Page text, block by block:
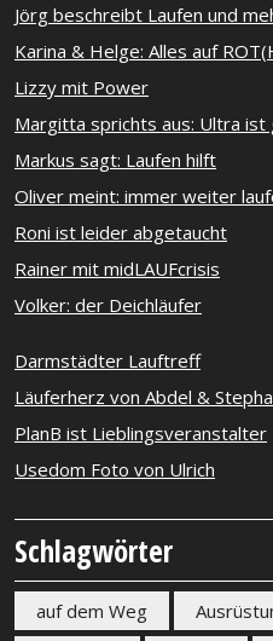
Jörg beschreibt Laufen und
Karina & Helge: Alles auf
Lizzy mit Power
Margitta sprichts aus: Ultra ist
Markus sagt: Laufen hilft
Oliver meint: immer weiter
Roni ist leider abgetaucht
Rainer mit midLAUFcrisis
Volker: der Deichläufer
Darmstädter Lauftreff
Läuferherz von Abdel &
PlanB ist Lieblingsveranstalter
Usedom Foto von Ulrich
Schlagwörter
auf dem Weg